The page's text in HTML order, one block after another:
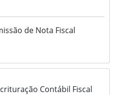
de Nota Fiscal
Contábil Fiscal